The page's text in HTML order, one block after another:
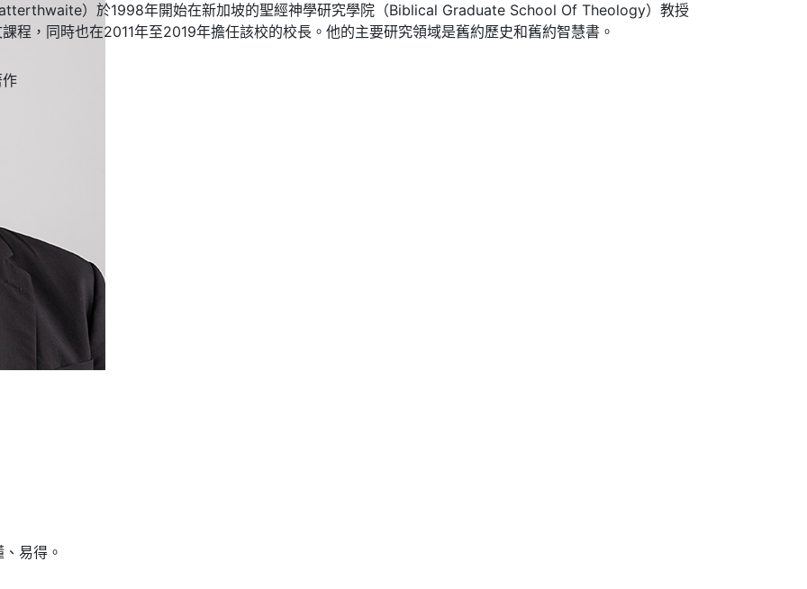
）於1998年開始在新加坡的聖經神學研究學院（Biblical Graduate School Of Theology）教授
程，同時也在2011年至2019年擔任該校的校長。他的主要研究領域是舊約歷史和舊約智慧書。
易得。